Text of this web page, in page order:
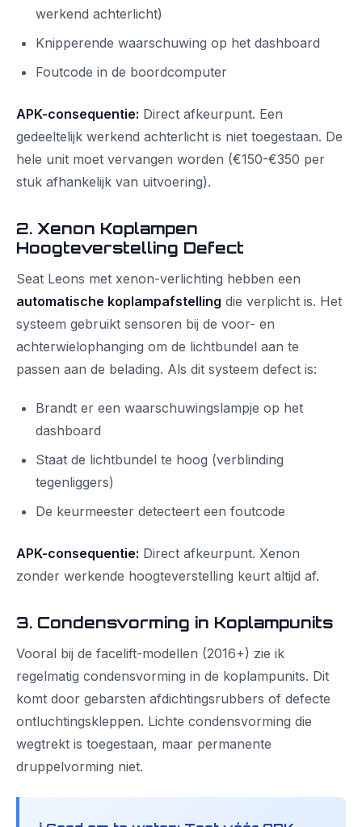
werkend achterlicht)
Knipperende waarschuwing op het dashboard
Foutcode in de boordcomputer
APK-consequentie: Direct afkeurpunt. Een
gedeeltelijk werkend achterlicht is niet toegestaan. De
hele unit moet vervangen worden (€150-€350 per
stuk afhankelijk van uitvoering).
2. Xenon Koplampen
Hoogteverstelling Defect
Seat Leons met xenon-verlichting hebben een
automatische koplampafstelling die verplicht is. Het
systeem gebruikt sensoren bij de voor- en
achterwielophanging om de lichtbundel aan te
passen aan de belading. Als dit systeem defect is:
Brandt er een waarschuwingslampje op het
dashboard
Staat de lichtbundel te hoog (verblinding
tegenliggers)
De keurmeester detecteert een foutcode
APK-consequentie: Direct afkeurpunt. Xenon
zonder werkende hoogteverstelling keurt altijd af.
3. Condensvorming in Koplampunits
Vooral bij de facelift-modellen (2016+) zie ik
regelmatig condensvorming in de koplampunits. Dit
komt door gebarsten afdichtingsrubbers of defecte
ontluchtingskleppen. Lichte condensvorming die
wegtrekt is toegestaan, maar permanente
druppelvorming niet.